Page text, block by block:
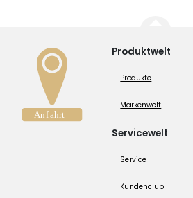
Produktwelt
Produkte
Markenwelt
Servicewelt
Service
Kundenclub